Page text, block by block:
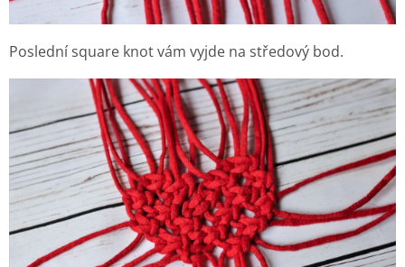
Poslední square knot vám vyjde na středový bod.